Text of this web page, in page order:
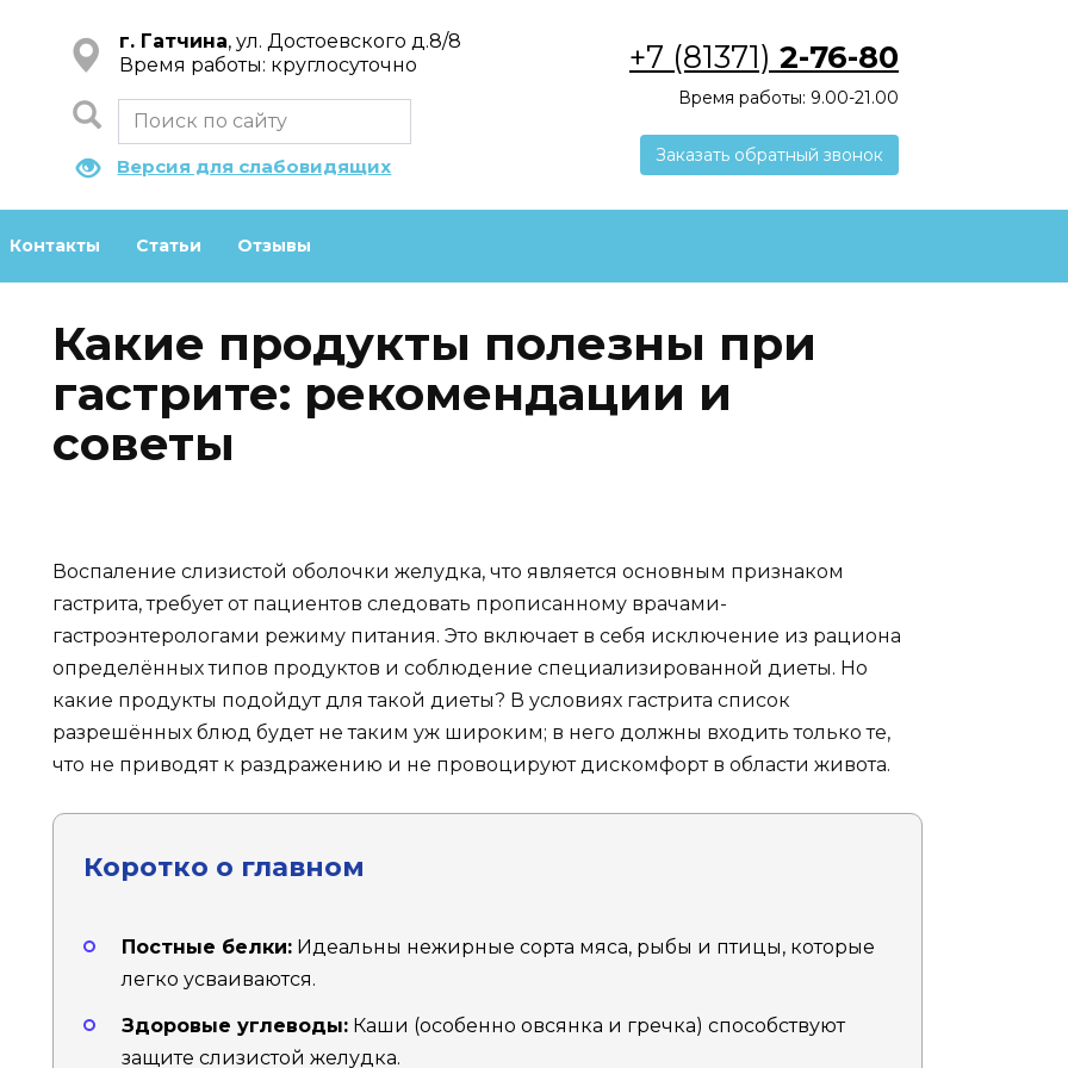
г. Гатчина, ул. Достоевского д.8/8
Время работы: круглосуточно
Версия для слабовидящих
+7 (81371) 2-76-80
Время работы: 9.00-21.00
Заказать обратный звонок
Контакты Статьи Отзывы
Какие продукты полезны при
гастрите: рекомендации и
советы
Воспаление слизистой оболочки желудка, что является основным признаком
гастрита, требует от пациентов следовать прописанному врачами-
гастроэнтерологами режиму питания. Это включает в себя исключение из рациона
определённых типов продуктов и соблюдение специализированной диеты. Но
какие продукты подойдут для такой диеты? В условиях гастрита список
разрешённых блюд будет не таким уж широким; в него должны входить только те,
что не приводят к раздражению и не провоцируют дискомфорт в области живота.
Коротко о главном
Постные белки: Идеальны нежирные сорта мяса, рыбы и птицы, которые
легко усваиваются.
Здоровые углеводы: Каши (особенно овсянка и гречка) способствуют
защите слизистой желудка.